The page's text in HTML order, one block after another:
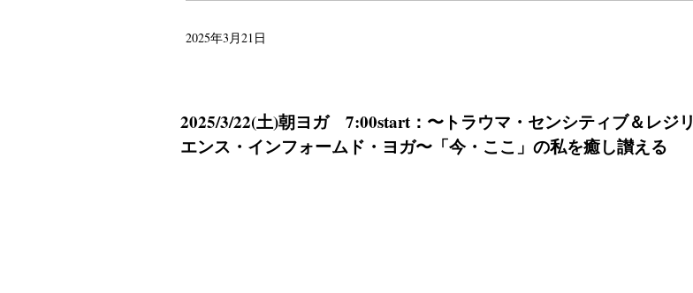
2025年3月21日
2025/3/22(土)朝ヨガ 7:00start：〜トラウマ・センシティブ＆レジリ
エンス・インフォームド・ヨガ〜「今・ここ」の私を癒し讃える